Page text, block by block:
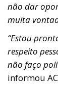
não dar
muita
“Estou
respeito
não faço
informou